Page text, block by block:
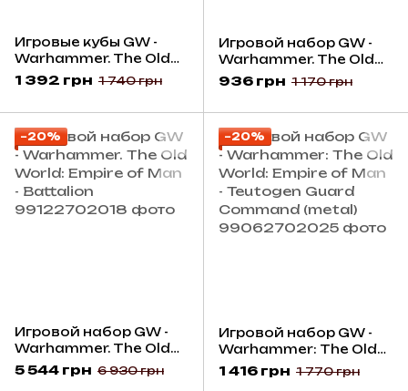
Игровые кубы GW -
Warhammer. The Old
World: Empire Of Man
1 392 грн 1 740 грн
Игровой набор GW -
Warhammer. The Old
World: Empire of Man -
Commanders Of The
936 грн 1 170 грн
−20%
Игровой набор GW -
Warhammer. The Old
World: Empire of Man -
Battalion
5 544 грн 6 930 грн
−20%
Игровой набор GW -
Warhammer: The Old
World: Empire of Man -
Teutogen Guard
1 416 грн 1 770 грн